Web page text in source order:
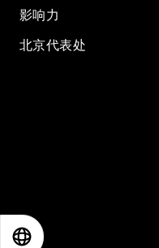
影响力
北京代表处